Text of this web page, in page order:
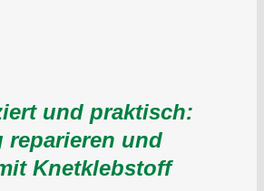
und praktisch:
reparieren und
Knetklebstoff